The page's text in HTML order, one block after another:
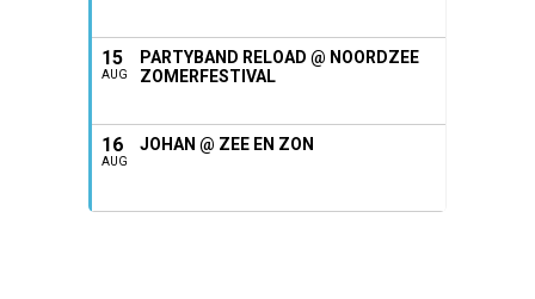
15
AUG
PARTYBAND RELOAD @ NOORDZEE
ZOMERFESTIVAL
16
AUG
JOHAN @ ZEE EN ZON